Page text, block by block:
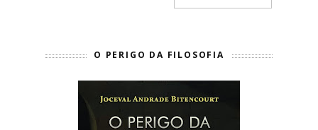
O PERIGO DA FILOSOFIA